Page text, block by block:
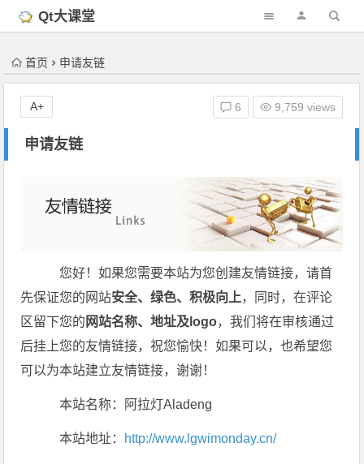
'); })(); Qt大课堂
首页 申请友链
申请友链
您好！如果您需要本站为您创建友情链接，请首
先保证您的网站安全、绿色、积极向上，同时，在评论
区留下您的 网站名称、地址及logo，我们将在审核通过
后挂上您的友情链接，祝您愉快！如果可以，也希望您
可以为本站建立友情链接，谢谢！
本站名称：阿拉灯Aladeng
本站地址： http://www.lgwimonday.cn/
6 9,759 views
A+